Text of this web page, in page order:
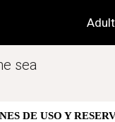
sea
DE USO Y